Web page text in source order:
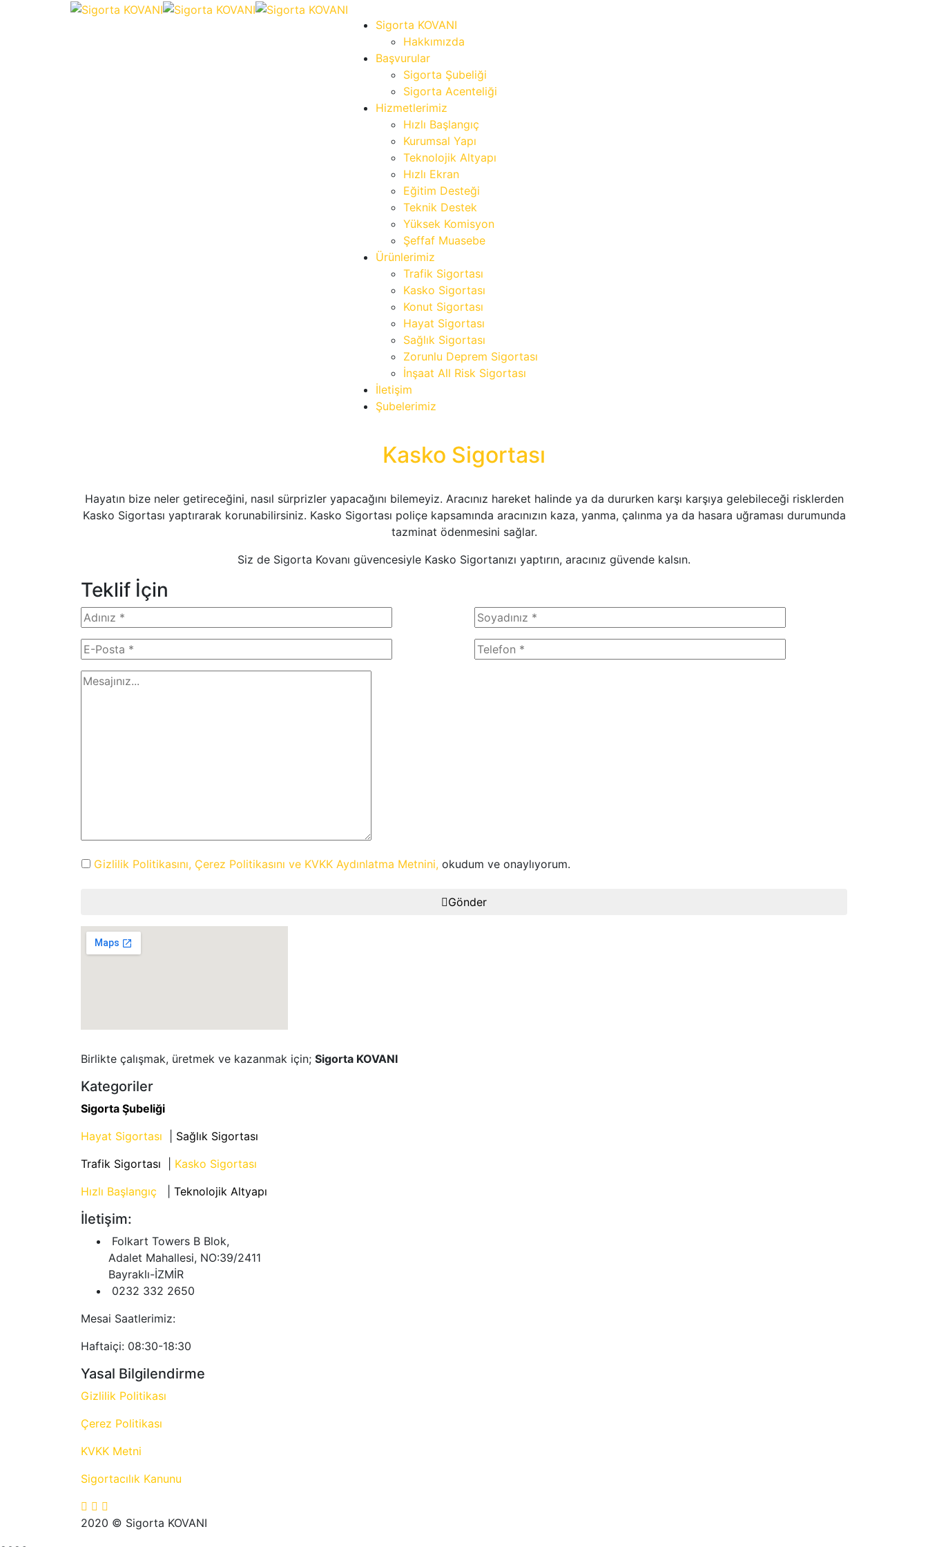
Sigorta KOVANI
Hakkımızda
Başvurular
Sigorta Şubeliği
Sigorta Acenteliği
Hizmetlerimiz
Hızlı Başlangıç
Kurumsal Yapı
Teknolojik Altyapı
Hızlı Ekran
Eğitim Desteği
Teknik Destek
Yüksek Komisyon
Şeffaf Muasebe
Ürünlerimiz
Trafik Sigortası
Kasko Sigortası
Konut Sigortası
Hayat Sigortası
Sağlık Sigortası
Zorunlu Deprem Sigortası
İnşaat All Risk Sigortası
İletişim
Şubelerimiz
Kasko Sigortası
Hayatın bize neler getireceğini, nasıl sürprizler yapacağını bilemeyiz. Aracınız hareket halinde ya da dururken karşı karşıya gelebileceği risklerden
Kasko Sigortası yaptırarak korunabilirsiniz. Kasko Sigortası poliçe kapsamında aracınızın kaza, yanma, çalınma ya da hasara uğraması durumunda
tazminat ödenmesini sağlar.
Siz de Sigorta Kovanı güvencesiyle Kasko Sigortanızı yaptırın, aracınız güvende kalsın.
Teklif İçin
Gizlilik Politikasını, Çerez Politikasını ve KVKK Aydınlatma Metnini, okudum ve onaylıyorum.
Gönder
Birlikte çalışmak, üretmek ve kazanmak için; Sigorta KOVANI
Kategoriler
Sigorta Şubeliği
Hayat Sigortası
Sağlık Sigortası
Trafik Sigortası
Kasko Sigortası
Hızlı Başlangıç
Teknolojik Altyapı
İletişim:
Folkart Towers B Blok,
Adalet Mahallesi, NO:39/2411
Bayraklı-İZMİR
0232 332 2650
Mesai Saatlerimiz:
Haftaiçi: 08:30-18:30
Yasal Bilgilendirme
Gizlilik Politikası
Çerez Politikası
KVKK Metni
Sigortacılık Kanunu
2020 © Sigorta KOVANI